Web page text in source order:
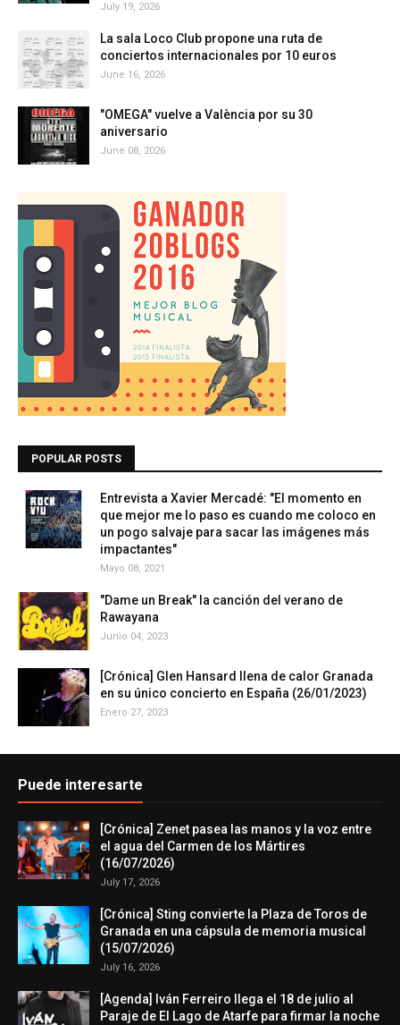
July 19, 2026
La sala Loco Club propone una ruta de
conciertos internacionales por 10 euros
June 16, 2026
"OMEGA" vuelve a València por su 30
aniversario
June 08, 2026
POPULAR POSTS
Entrevista a Xavier Mercadé: "El momento en
que mejor me lo paso es cuando me coloco en
un pogo salvaje para sacar las imágenes más
impactantes"
Mayo 08, 2021
"Dame un Break" la canción del verano de
Rawayana
Junio 04, 2023
[Crónica] Glen Hansard llena de calor Granada
en su único concierto en España (26/01/2023)
Enero 27, 2023
Puede interesarte
[Crónica] Zenet pasea las manos y la voz entre
el agua del Carmen de los Mártires
(16/07/2026)
July 17, 2026
[Crónica] Sting convierte la Plaza de Toros de
Granada en una cápsula de memoria musical
(15/07/2026)
July 16, 2026
[Agenda] Iván Ferreiro llega el 18 de julio al
Paraje de El Lago de Atarfe para firmar la noche